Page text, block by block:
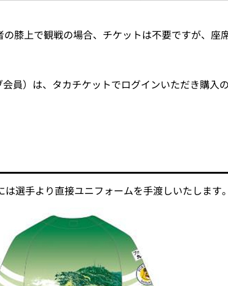
膝上で観戦の場合、チケットは不要ですが、座
員）は、タカチケットでログインいただき購入
選手より直接ユニフォームを手渡しいたします。